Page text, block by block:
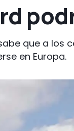
que a los
en Europa.